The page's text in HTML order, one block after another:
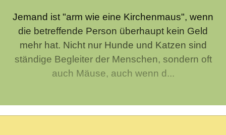
Jemand ist "arm wie eine Kirchenmaus", wenn
die betreffende Person überhaupt kein Geld
mehr hat. Nicht nur Hunde und Katzen sind
ständige Begleiter der Menschen, sondern oft
auch Mäuse, auch wenn d...